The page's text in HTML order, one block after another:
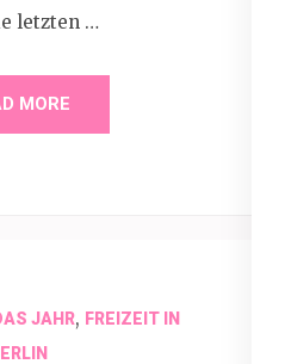
letzten …
MORE
JAHR, FREIZEIT IN